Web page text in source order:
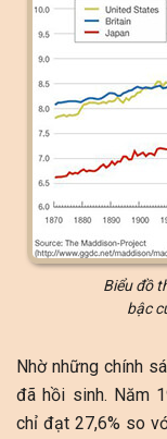
Biểu đồ
bậc
Nhờ những chính
đã hồi sinh. Năm
chỉ đạt 27,6% so